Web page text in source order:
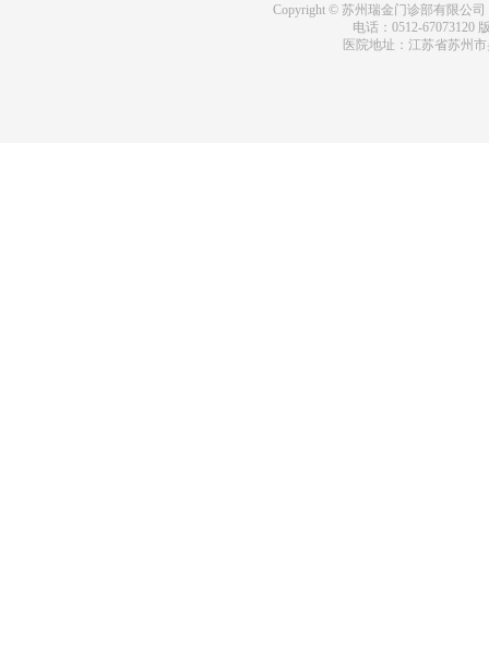
Copyright © 苏州瑞金门诊部有限公司
电话：0512-67073120
医院地址：江苏省苏州